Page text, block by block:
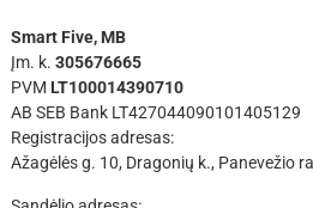
Smart Five, MB
Įm. k. 305676665
PVM LT100014390710
AB SEB Bank LT427044090101405129
Registracijos adresas:
Ažagėlės g. 10, Dragonių k., Panevežio